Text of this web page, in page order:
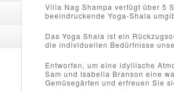
Villa Nag Shampa verfügt über 5
beeindruckende Yoga-Shala
Das Yoga Shala ist ein
die individuellen Bedürfnisse
Entworfen, um eine idyllische
Sam und Isabella Branson eine
Gemüsegärten und erfreuen Sie